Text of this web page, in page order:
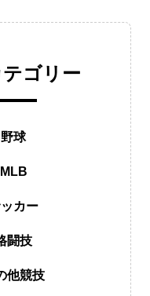
ゴリー
野球
MLB
カー
闘技
他競技